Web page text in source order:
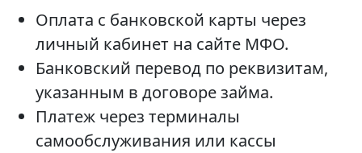
Оплата с банковской карты через
личный кабинет на сайте МФО.
Банковский перевод по реквизитам,
указанным в договоре займа.
Платеж через терминалы
самообслуживания или кассы